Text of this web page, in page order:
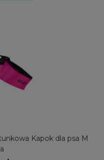
Kapok dla psa M